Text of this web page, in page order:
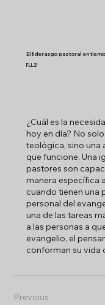
El liderazgo pastoral en
FLL21
¿Cuál es la
hoy en día? No
teológica, sino una
que funcione. Una
pastores son
manera específica
cuando tienen una
personal del
una de las tareas
a las personas a
evangelio, el
conforman su vida
Previous